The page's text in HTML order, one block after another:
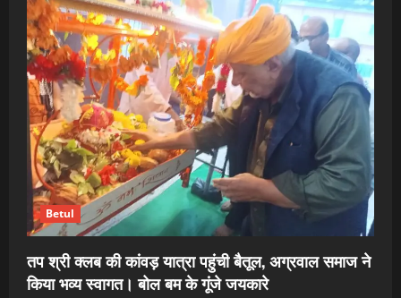
Betul
तप श्री क्लब की कांवड़ यात्रा पहुंची बैतूल, अग्रवाल समाज ने
किया भव्य स्वागत। बोल बम के गूंजे जयकारे